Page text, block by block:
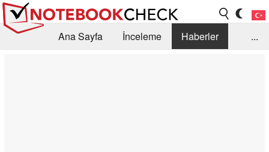
Ana Sayfa İnceleme
Haberler
...